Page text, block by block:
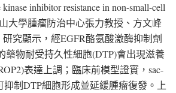
inhibitor resistance in non-small-cell
大學腫瘤防治中心張力教授、方文峰
究顯示，經EGFR酪氨酸激酶抑制劑
藥物耐受持久性細胞(DTP)會出現滋養
表達上調；臨床前模型證實，sac-
制DTP細胞形成並延緩腫瘤復發。上